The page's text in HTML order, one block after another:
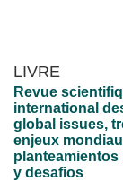
LIVRE
Revue
international
global issues,
enjeux
y desafios